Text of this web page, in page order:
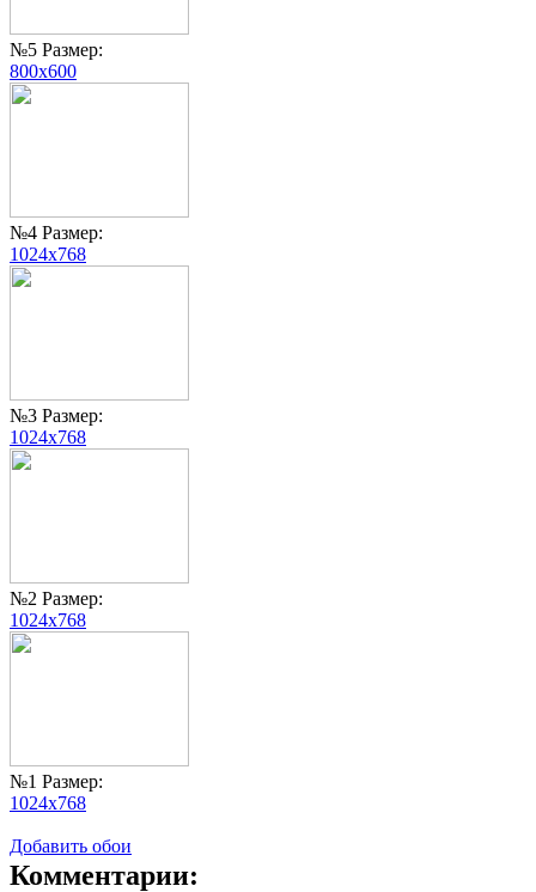
№5 Размер:
800x600
№4 Размер:
1024x768
№3 Размер:
1024x768
№2 Размер:
1024x768
№1 Размер:
1024x768
Добавить обои
Комментарии: